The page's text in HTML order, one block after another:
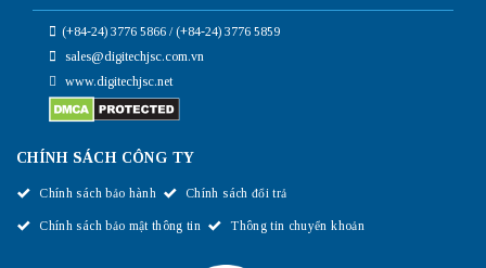
(+84-24) 3776 5866 / (+84-24) 3776 5859
sales@digitechjsc.com.vn
www.digitechjsc.net
CHÍNH SÁCH CÔNG TY
Chính sách bảo hành Chính sách đổi trả
Chính sách bảo mật thông tin Thông tin chuyển khoản